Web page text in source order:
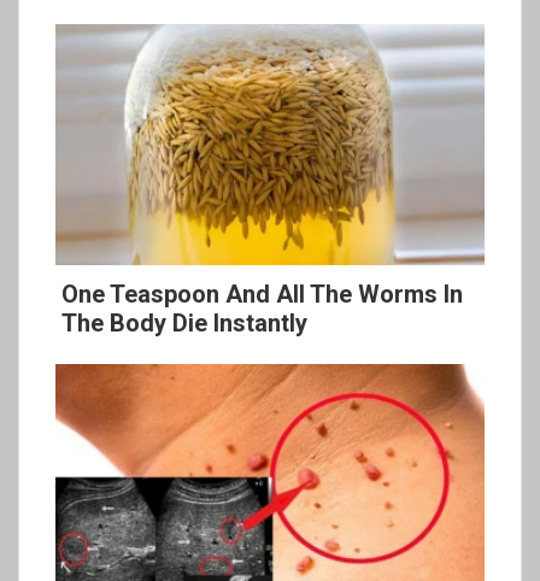
One Teaspoon And All The Worms In
The Body Die Instantly